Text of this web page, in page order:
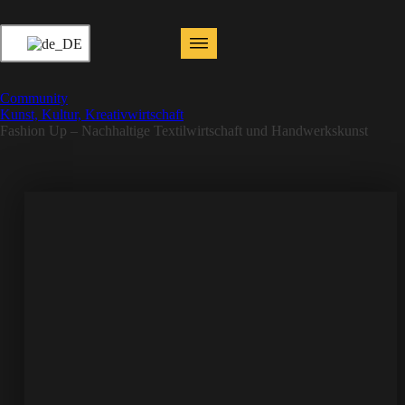
Community
Kunst, Kultur, Kreativwirtschaft
Fashion Up – Nachhaltige Textilwirtschaft und Handwerkskunst